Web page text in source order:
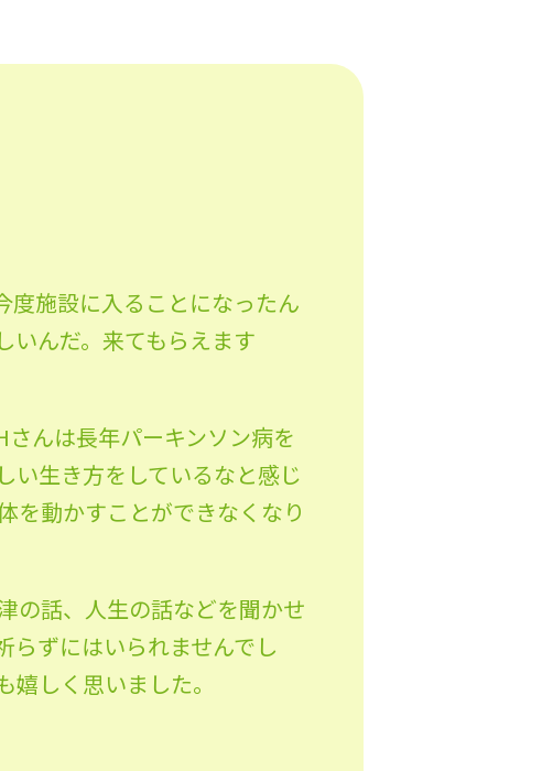
度施設に入ることになったん
いんだ。来てもらえます
んは長年パーキンソン病を
い生き方をしているなと感じ
を動かすことができなくなり
の話、人生の話などを聞かせ
らずにはいられませんでし
しく思いました。